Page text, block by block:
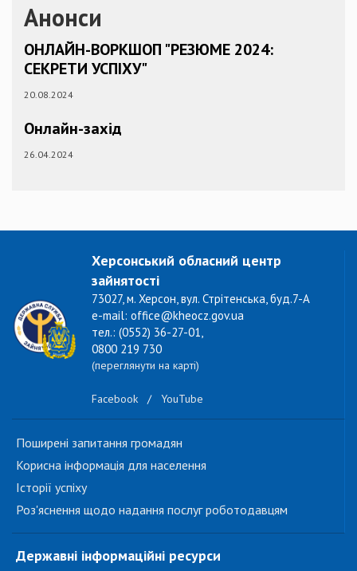
Анонси
ОНЛАЙН-ВОРКШОП "РЕЗЮМЕ 2024:
СЕКРЕТИ УСПІХУ"
20.08.2024
Онлайн-захід
26.04.2024
Херсонський обласний центр
зайнятості
73027, м. Херсон, вул. Стрітенська, буд.7-А
e-mail: office@kheocz.gov.ua
тел.: (0552) 36-27-01,
0800 219 730
(переглянути на карті)
Facebook / YouTube
Поширені запитання громадян
Корисна інформація для населення
Історії успіху
Роз'яснення щодо надання послуг роботодавцям
Державні інформаційні ресурси